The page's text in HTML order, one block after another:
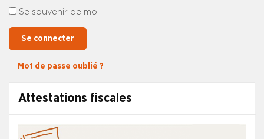
Attestations fiscales
Se souvenir de moi
Se connecter
Mot de passe oublié ?